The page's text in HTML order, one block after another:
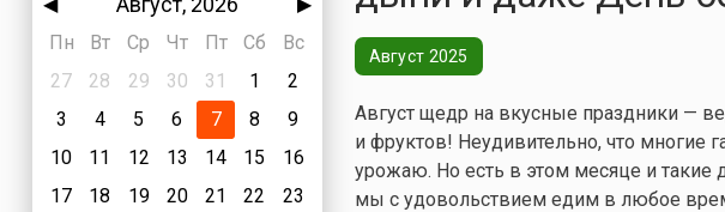
Пн
Вт Ср Чт Пт Сб
Вс
27
28 29 30 31 1
2
3
4 5 6 7 8
9
10
11 12 13 14 15
16
17
18 19 20 21 22
23
Август 2025
Август щедр на вкусные праздники —
и фруктов! Неудивительно, что многие
урожаю. Но есть в этом месяце и
мы с удовольствием едим в любое